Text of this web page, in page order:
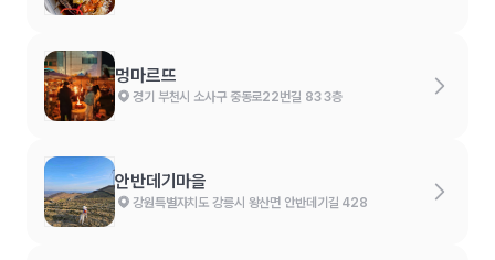
멍마르뜨
경기 부천시 소사구 중동로22번길 83 3층
안반데기마을
강원특별자치도 강릉시 왕산면 안반데기길 428